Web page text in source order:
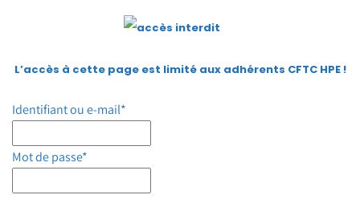
L’accès à cette page est limité aux adhérents CFTC HPE!
Identifiant ou e-mail*
Mot de passe*